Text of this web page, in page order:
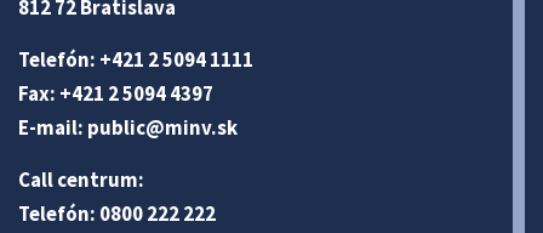
812 72 Bratislava
Telefón: +421 2 5094 1111
Fax: +421 2 5094 4397
E-mail: public@minv.sk
Call centrum:
Telefón: 0800 222 222